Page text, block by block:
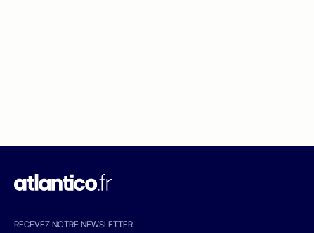
RECEVEZ NOTRE NEWSLETTER